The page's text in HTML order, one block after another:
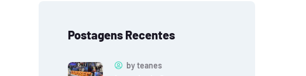
Postagens Recentes
byteanes